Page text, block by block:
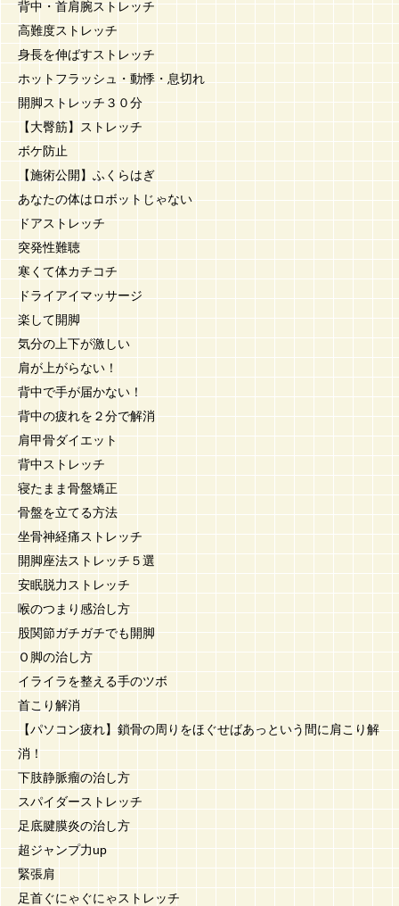
背中・首肩腕ストレッチ
高難度ストレッチ
身長を伸ばすストレッチ
ホットフラッシュ・動悸・息切れ
開脚ストレッチ３０分
【大臀筋】ストレッチ
ボケ防止
【施術公開】ふくらはぎ
あなたの体はロボットじゃない
ドアストレッチ
突発性難聴
寒くて体カチコチ
ドライアイマッサージ
楽して開脚
気分の上下が激しい
肩が上がらない！
背中で手が届かない！
背中の疲れを２分で解消
肩甲骨ダイエット
背中ストレッチ
寝たまま骨盤矯正
骨盤を立てる方法
坐骨神経痛ストレッチ
開脚座法ストレッチ５選
安眠脱力ストレッチ
喉のつまり感治し方
股関節ガチガチでも開脚
Ｏ脚の治し方
イライラを整える手のツボ
首こり解消
【パソコン疲れ】鎖骨の周りをほぐせばあっという間に肩こり解
消！
下肢静脈瘤の治し方
スパイダーストレッチ
足底腱膜炎の治し方
超ジャンプ力up
緊張肩
足首ぐにゃぐにゃストレッチ